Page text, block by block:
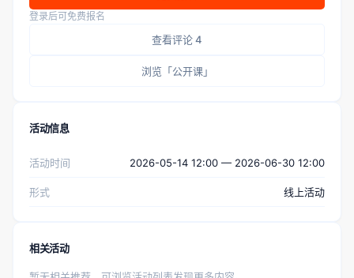
登录后可免费报名
查看评论 4
浏览「公开课」
活动信息
活动时间 2026-05-14 12:00 — 2026-06-30 12:00
形式 线上活动
相关活动